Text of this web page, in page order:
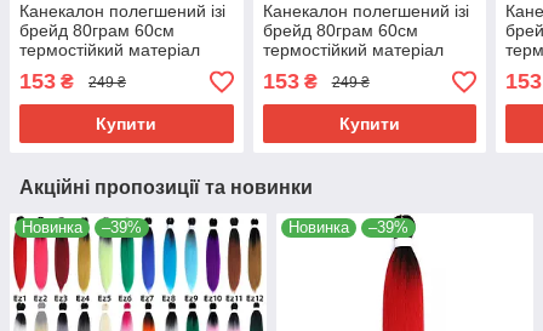
Канекалон полегшений ізі
брейд 80грам 60см
термостійкий матеріал
180°C EZ хвіст омбре
Easy Braid
153 ₴ 249 ₴
Купити
Канекалон полегшений ізі
брейд 80грам 60см
термостійкий матеріал
180°C EZ-1 хвіст омбре
Easy Braid
153₴ 249 ₴
Купити
153
Акційні пропозиції та новинки
Новинка –39% Новинка –39%